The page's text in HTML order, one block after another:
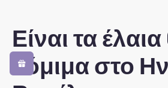
Είναι τα έλαια
νόμιμα στο